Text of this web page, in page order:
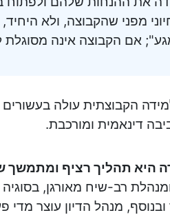
מפני שהקבוצה, ולא
אם הקבוצה אינה מסוגלת
הקבוצתית עולה
דינאמית ומורכבת.
היא תהליך רציף ומתמשך
ומנהלת רב-שיח מאורגן,
מנהל הדיון עוצר מדי